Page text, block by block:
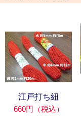
江戸打ち紐
660円（税込）